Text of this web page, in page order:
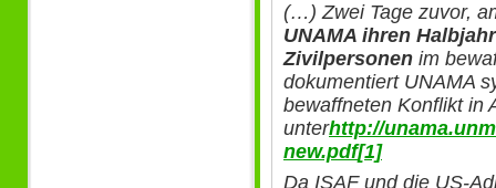
(…) Zwei Tage zuvor,
UNAMA ihren
Zivilpersonen im
dokumentiert UNAMA
bewaffneten Konflikt in
unterhttp://
new.pdf[1]
Da ISAF und die US-